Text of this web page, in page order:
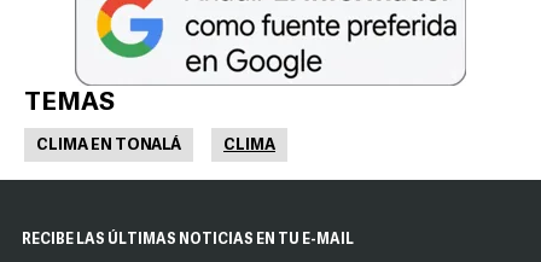
TEMAS
CLIMA EN TONALÁ CLIMA
RECIBE LAS ÚLTIMAS NOTICIAS EN TU E-MAIL